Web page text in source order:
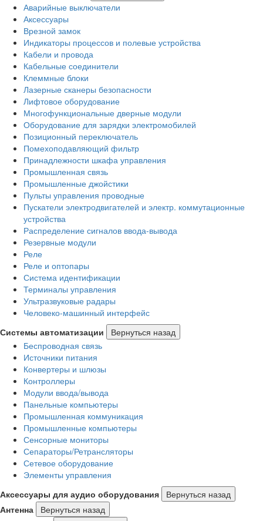
Аварийные выключатели
Аксессуары
Врезной замок
Индикаторы процессов и полевые устройства
Кабели и провода
Кабельные соединители
Клеммные блоки
Лазерные сканеры безопасности
Лифтовое оборудование
Многофункциональные дверные модули
Оборудование для зарядки электромобилей
Позиционный переключатель
Помехоподавляющий фильтр
Принадлежности шкафа управления
Промышленная связь
Промышленные джойстики
Пульты управления проводные
Пускатели электродвигателей и электр. коммутационные
устройства
Распределение сигналов ввода-вывода
Резервные модули
Реле
Реле и оптопары
Система идентификации
Терминалы управления
Ультразвуковые радары
Человеко-машинный интерфейс
Системы автоматизации
Вернуться назад
Беспроводная связь
Источники питания
Конвертеры и шлюзы
Контроллеры
Модули ввода/вывода
Панельные компьютеры
Промышленная коммуникация
Промышленные компьютеры
Сенсорные мониторы
Сепараторы/Ретрансляторы
Сетевое оборудование
Элементы управления
Аксессуары для аудио оборудования
Вернуться назад
Антенна
Вернуться назад